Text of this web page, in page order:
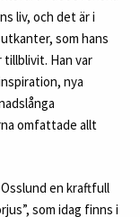
liv, och det är i
som hans
Han var
nya
omfattade allt
en kraftfull
som idag finns i